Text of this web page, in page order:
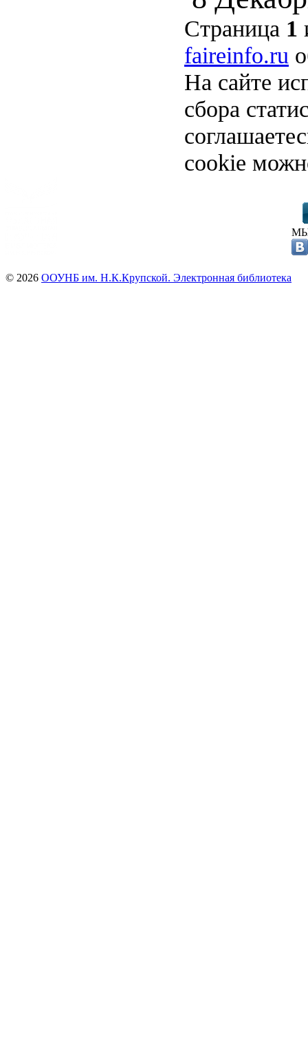
Страница 1
faireinfo.ru
На сайте
сбора
cookie
© 2026 ООУНБ им. Н.К.Крупской. Электронная библиотека